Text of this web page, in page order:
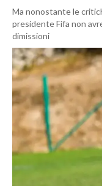
Ma nonostante le
presidente Fifa non
dimissioni